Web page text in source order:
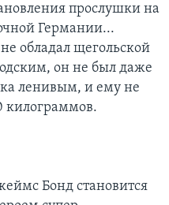
прослушки на
Германии...
обладал щегольской
он не был даже
ленивым, и ему не
килограммов.
Бонд становится